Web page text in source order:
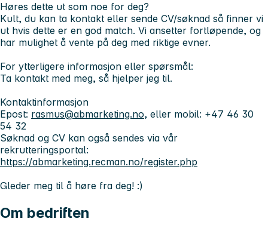
Høres dette ut som noe for deg?
Kult, du kan ta kontakt eller sende CV/søknad så finner vi
ut hvis dette er en god match. Vi ansetter fortløpende, og
har mulighet å vente på deg med riktige evner.
​​​​​​For ytterligere informasjon eller spørsmål:
Ta kontakt med meg, så hjelper jeg til.
Kontaktinformasjon
Epost: rasmus@abmarketing.no, eller mobil: +47 46 30
54 32
Søknad og CV kan også sendes via vår
rekrutteringsportal:
https://abmarketing.recman.no/register.php
Gleder meg til å høre fra deg! :)
Om bedriften